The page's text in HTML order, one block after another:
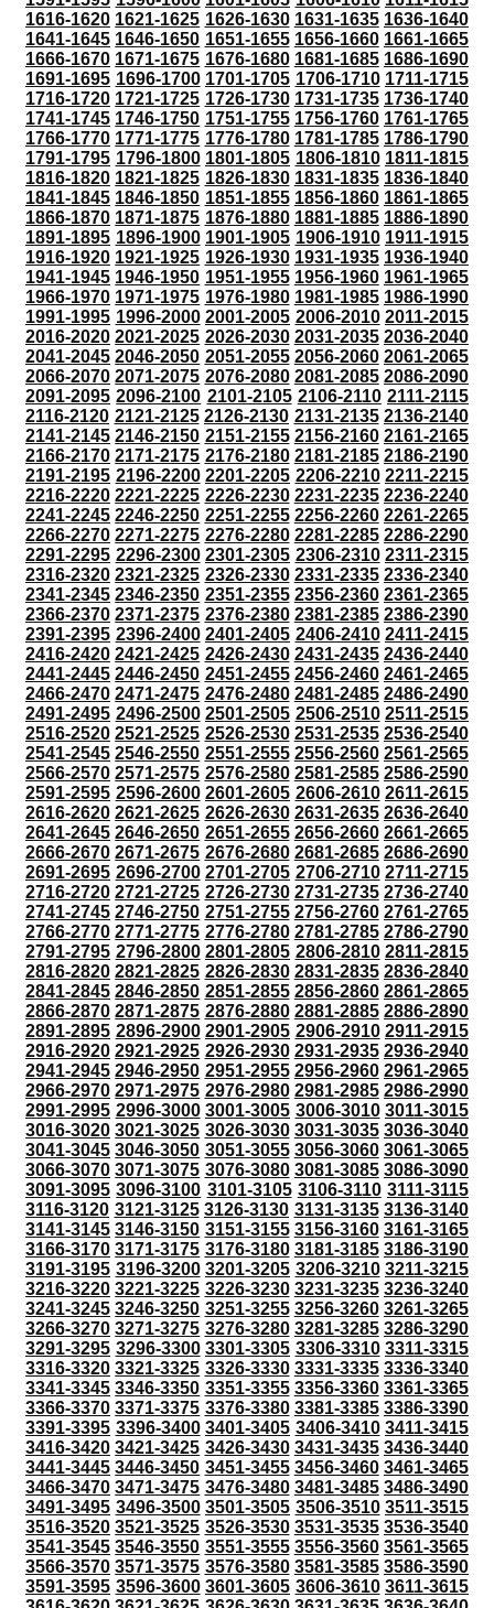
1616-1620 1621-1625 1626-1630 1631-1635 1636-1640
1641-1645 1646-1650 1651-1655 1656-1660 1661-1665
1666-1670 1671-1675 1676-1680 1681-1685 1686-1690
1691-1695 1696-1700 1701-1705 1706-1710 1711-1715
1716-1720 1721-1725 1726-1730 1731-1735 1736-1740
1741-1745 1746-1750 1751-1755 1756-1760 1761-1765
1766-1770 1771-1775 1776-1780 1781-1785 1786-1790
1791-1795 1796-1800 1801-1805 1806-1810 1811-1815
1816-1820 1821-1825 1826-1830 1831-1835 1836-1840
1841-1845 1846-1850 1851-1855 1856-1860 1861-1865
1866-1870 1871-1875 1876-1880 1881-1885 1886-1890
1891-1895 1896-1900 1901-1905 1906-1910 1911-1915
1916-1920 1921-1925 1926-1930 1931-1935 1936-1940
1941-1945 1946-1950 1951-1955 1956-1960 1961-1965
1966-1970 1971-1975 1976-1980 1981-1985 1986-1990
1991-1995 1996-2000 2001-2005 2006-2010 2011-2015
2016-2020 2021-2025 2026-2030 2031-2035 2036-2040
2041-2045 2046-2050 2051-2055 2056-2060 2061-2065
2066-2070 2071-2075 2076-2080 2081-2085 2086-2090
2091-2095 2096-2100 2101-2105 2106-2110 2111-2115
2116-2120 2121-2125 2126-2130 2131-2135 2136-2140
2141-2145 2146-2150 2151-2155 2156-2160 2161-2165
2166-2170 2171-2175 2176-2180 2181-2185 2186-2190
2191-2195 2196-2200 2201-2205 2206-2210 2211-2215
2216-2220 2221-2225 2226-2230 2231-2235 2236-2240
2241-2245 2246-2250 2251-2255 2256-2260 2261-2265
2266-2270 2271-2275 2276-2280 2281-2285 2286-2290
2291-2295 2296-2300 2301-2305 2306-2310 2311-2315
2316-2320 2321-2325 2326-2330 2331-2335 2336-2340
2341-2345 2346-2350 2351-2355 2356-2360 2361-2365
2366-2370 2371-2375 2376-2380 2381-2385 2386-2390
2391-2395 2396-2400 2401-2405 2406-2410 2411-2415
2416-2420 2421-2425 2426-2430 2431-2435 2436-2440
2441-2445 2446-2450 2451-2455 2456-2460 2461-2465
2466-2470 2471-2475 2476-2480 2481-2485 2486-2490
2491-2495 2496-2500 2501-2505 2506-2510 2511-2515
2516-2520 2521-2525 2526-2530 2531-2535 2536-2540
2541-2545 2546-2550 2551-2555 2556-2560 2561-2565
2566-2570 2571-2575 2576-2580 2581-2585 2586-2590
2591-2595 2596-2600 2601-2605 2606-2610 2611-2615
2616-2620 2621-2625 2626-2630 2631-2635 2636-2640
2641-2645 2646-2650 2651-2655 2656-2660 2661-2665
2666-2670 2671-2675 2676-2680 2681-2685 2686-2690
2691-2695 2696-2700 2701-2705 2706-2710 2711-2715
2716-2720 2721-2725 2726-2730 2731-2735 2736-2740
2741-2745 2746-2750 2751-2755 2756-2760 2761-2765
2766-2770 2771-2775 2776-2780 2781-2785 2786-2790
2791-2795 2796-2800 2801-2805 2806-2810 2811-2815
2816-2820 2821-2825 2826-2830 2831-2835 2836-2840
2841-2845 2846-2850 2851-2855 2856-2860 2861-2865
2866-2870 2871-2875 2876-2880 2881-2885 2886-2890
2891-2895 2896-2900 2901-2905 2906-2910 2911-2915
2916-2920 2921-2925 2926-2930 2931-2935 2936-2940
2941-2945 2946-2950 2951-2955 2956-2960 2961-2965
2966-2970 2971-2975 2976-2980 2981-2985 2986-2990
2991-2995 2996-3000 3001-3005 3006-3010 3011-3015
3016-3020 3021-3025 3026-3030 3031-3035 3036-3040
3041-3045 3046-3050 3051-3055 3056-3060 3061-3065
3066-3070 3071-3075 3076-3080 3081-3085 3086-3090
3091-3095 3096-3100 3101-3105 3106-3110 3111-3115
3116-3120 3121-3125 3126-3130 3131-3135 3136-3140
3141-3145 3146-3150 3151-3155 3156-3160 3161-3165
3166-3170 3171-3175 3176-3180 3181-3185 3186-3190
3191-3195 3196-3200 3201-3205 3206-3210 3211-3215
3216-3220 3221-3225 3226-3230 3231-3235 3236-3240
3241-3245 3246-3250 3251-3255 3256-3260 3261-3265
3266-3270 3271-3275 3276-3280 3281-3285 3286-3290
3291-3295 3296-3300 3301-3305 3306-3310 3311-3315
3316-3320 3321-3325 3326-3330 3331-3335 3336-3340
3341-3345 3346-3350 3351-3355 3356-3360 3361-3365
3366-3370 3371-3375 3376-3380 3381-3385 3386-3390
3391-3395 3396-3400 3401-3405 3406-3410 3411-3415
3416-3420 3421-3425 3426-3430 3431-3435 3436-3440
3441-3445 3446-3450 3451-3455 3456-3460 3461-3465
3466-3470 3471-3475 3476-3480 3481-3485 3486-3490
3491-3495 3496-3500 3501-3505 3506-3510 3511-3515
3516-3520 3521-3525 3526-3530 3531-3535 3536-3540
3541-3545 3546-3550 3551-3555 3556-3560 3561-3565
3566-3570 3571-3575 3576-3580 3581-3585 3586-3590
3591-3595 3596-3600 3601-3605 3606-3610 3611-3615